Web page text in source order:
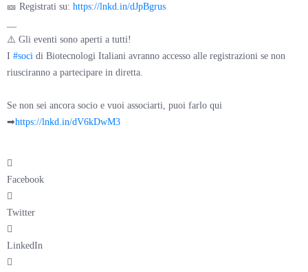
🎫 Registrati su: https://lnkd.in/dJpBgrus
⚠️ Gli eventi sono aperti a tutti!
I #soci di Biotecnologi Italiani avranno accesso alle registrazioni se non
riusciranno a partecipare in diretta.
Se non sei ancora socio e vuoi associarti, puoi farlo qui
➡https://lnkd.in/dV6kDwM3
Facebook
Twitter
LinkedIn